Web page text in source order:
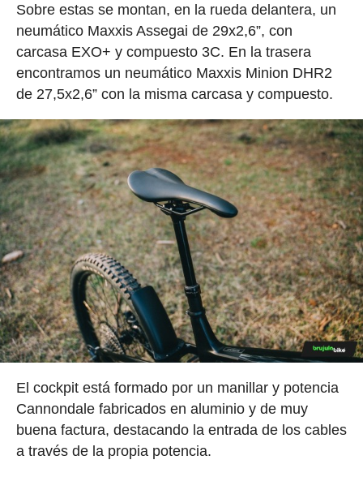
Sobre estas se montan, en la rueda delantera, un
neumático Maxxis Assegai de 29x2,6”, con
carcasa EXO+ y compuesto 3C. En la trasera
encontramos un neumático Maxxis Minion DHR2
de 27,5x2,6” con la misma carcasa y compuesto.
El cockpit está formado por un manillar y potencia
Cannondale fabricados en aluminio y de muy
buena factura, destacando la entrada de los cables
a través de la propia potencia.